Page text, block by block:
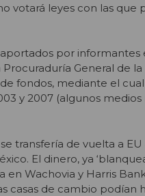
votará leyes con las
por informantes
General de la
fondos, mediante el
y 2007 (algunos
transfería de vuelta a
El dinero, ya
Wachovia y Harris
casas de cambio podían